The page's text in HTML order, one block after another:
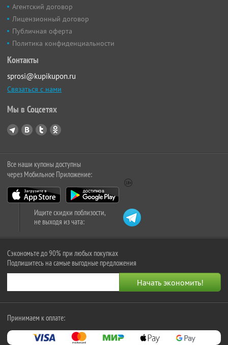
Агентский договор
Лицензионный договор
Публичная оферта
Политика конфиденциальности
Контакты
sprosi@kupikupon.ru
Связаться с нами
Мы в Соцсетях
Все наши купоны доступны
через Мобильное Приложение:
Ищите скидки поблизости,
не выходя из чата:
Сэкономьте до 90% при любых покупках
Подпишитесь на самые выгодные предложения
Принимаем к оплате: